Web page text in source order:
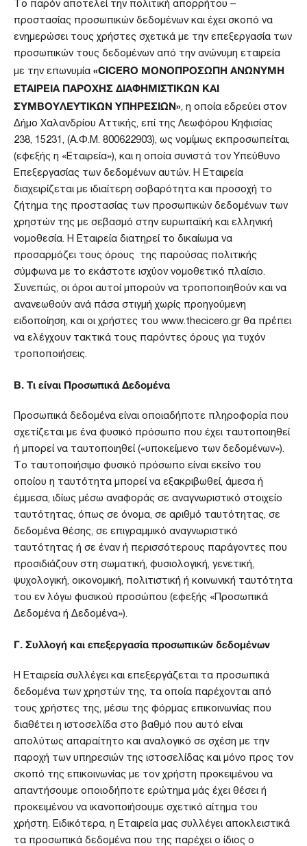
Το παρόν αποτελεί την πολιτική απορρήτου –
προστασίας προσωπικών δεδομένων και έχει σκοπό να
ενημερώσει τους χρήστες σχετικά με την επεξεργασία των
προσωπικών τους δεδομένων από την ανώνυμη εταιρεία
με την επωνυμία «CICERO ΜΟΝΟΠΡΟΣΩΠΗ ΑΝΩΝΥΜΗ
ΕΤΑΙΡΕΙΑ ΠΑΡΟΧΗΣ ΔΙΑΦΗΜΙΣΤΙΚΩΝ ΚΑΙ
ΣΥΜΒΟΥΛΕΥΤΙΚΩΝ ΥΠΗΡΕΣΙΩΝ», η οποία εδρεύει στoν
Δήμο Χαλανδρίου Αττικής, επί της Λεωφόρου Κηφισίας
238, 15231, (Α.Φ.Μ. 800622903), ως νομίμως εκπροσωπείται,
(εφεξής η «Εταιρεία»), και η οποία συνιστά τον Υπεύθυνο
Επεξεργασίας των δεδομένων αυτών. Η Εταιρεία
διαχειρίζεται με ιδιαίτερη σοβαρότητα και προσοχή το
ζήτημα της προστασίας των προσωπικών δεδομένων των
χρηστών της με σεβασμό στην ευρωπαϊκή και ελληνική
νομοθεσία. Η Εταιρεία διατηρεί το δικαίωμα να
προσαρμόζει τους όρους της παρούσας πολιτικής
σύμφωνα με το εκάστοτε ισχύον νομοθετικό πλαίσιο.
Συνεπώς, οι όροι αυτοί μπορούν να τροποποιηθούν και να
ανανεωθούν ανά πάσα στιγμή χωρίς προηγούμενη
ειδοποίηση, και οι χρήστες του www.thecicero.gr θα πρέπει
να ελέγχουν τακτικά τους παρόντες όρους για τυχόν
τροποποιήσεις.
Β. Τι είναι Προσωπικά Δεδομένα
Προσωπικά δεδομένα είναι οποιαδήποτε πληροφορία που
σχετίζεται με ένα φυσικό πρόσωπο που έχει ταυτοποιηθεί
ή μπορεί να ταυτοποιηθεί («υποκείμενο των δεδομένων»).
Το ταυτοποιήσιμο φυσικό πρόσωπο είναι εκείνο του
οποίου η ταυτότητα μπορεί να εξακριβωθεί, άμεσα ή
έμμεσα, ιδίως μέσω αναφοράς σε αναγνωριστικό στοιχείο
ταυτότητας, όπως σε όνομα, σε αριθμό ταυτότητας, σε
δεδομένα θέσης, σε επιγραμμικό αναγνωριστικό
ταυτότητας ή σε έναν ή περισσότερους παράγοντες που
προσιδιάζουν στη σωματική, φυσιολογική, γενετική,
ψυχολογική, οικονομική, πολιτιστική ή κοινωνική ταυτότητα
του εν λόγω φυσικού προσώπου (εφεξής «Προσωπικά
Δεδομένα ή Δεδομένα»).
Γ. Συλλογή και επεξεργασία προσωπικών δεδομένων
H Eταιρεία συλλέγει και επεξεργάζεται τα προσωπικά
δεδομένα των χρηστών της, τα οποία παρέχονται από
τους χρήστες της, μέσω της φόρμας επικοινωνίας που
διαθέτει η ιστοσελίδα στο βαθμό που αυτό είναι
απολύτως απαραίτητο και αναλογικό σε σχέση με την
παροχή των υπηρεσιών της ιστοσελίδας και μόνο προς τον
σκοπό της επικοινωνίας με τον χρήστη προκειμένου να
απαντήσουμε οποιοδήποτε ερώτημα μάς έχει θέσει ή
προκειμένου να ικανοποιήσουμε σχετικό αίτημα του
χρήστη. Ειδικότερα, η Εταιρεία μας συλλέγει αποκλειστικά
τα προσωπικά δεδομένα που της παρέχει ο ίδιος ο